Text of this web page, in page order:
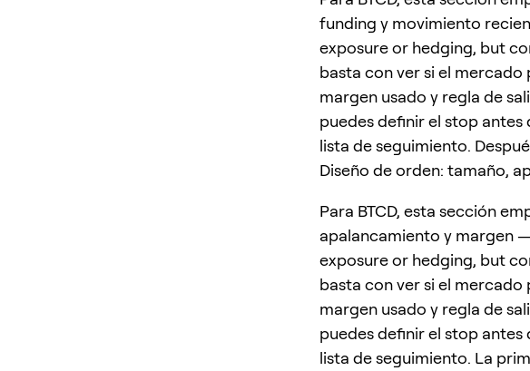
funding y movimiento
exposure or hedging, but
basta con ver si el
margen usado y regla de
puedes definir el stop
lista de seguimiento.
Diseño de orden: tamaño,
Para BTCD, esta sección
apalancamiento y margen
exposure or hedging, but
basta con ver si el
margen usado y regla de
puedes definir el stop
lista de seguimiento. La